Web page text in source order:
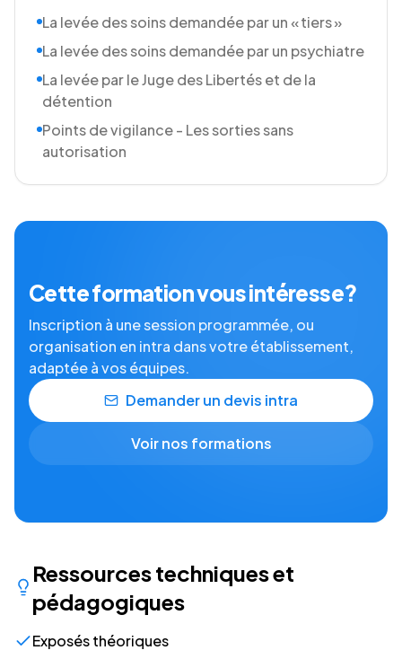
La levée des soins demandée par un « tiers »
La levée des soins demandée par un psychiatre
La levée par le Juge des Libertés et de la
détention
Points de vigilance - Les sorties sans
autorisation
Cette formation vous intéresse ?
Inscription à une session programmée, ou
organisation en intra dans votre établissement,
adaptée à vos équipes.
Demander un devis intra
Voir nos formations
Ressources techniques et
pédagogiques
Exposés théoriques